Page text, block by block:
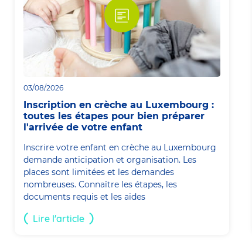
03/08/2026
Inscription en crèche au Luxembourg :
toutes les étapes pour bien préparer
l'arrivée de votre enfant
Inscrire votre enfant en crèche au Luxembourg
demande anticipation et organisation. Les
places sont limitées et les demandes
nombreuses. Connaître les étapes, les
documents requis et les aides
Lire l'article